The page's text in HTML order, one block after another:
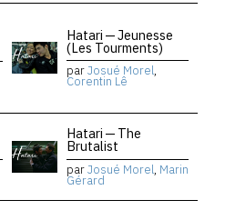
Hatari — Jeunesse
(Les Tourments)
parJosué Morel,
Corentin Lê
Hatari — The
Brutalist
parJosué Morel, Marin
Gérard